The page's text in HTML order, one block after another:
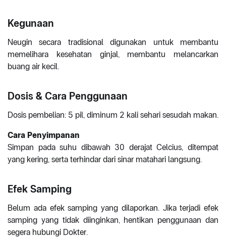
Kegunaan
Neugin secara tradisional digunakan untuk membantu
memelihara kesehatan ginjal, membantu melancarkan
buang air kecil.
Dosis & Cara Penggunaan
Dosis pembelian: 5 pil, diminum 2 kali sehari sesudah makan.
Cara Penyimpanan
Simpan pada suhu dibawah 30 derajat Celcius, ditempat
yang kering, serta terhindar dari sinar matahari langsung.
Efek Samping
Belum ada efek samping yang dilaporkan. Jika terjadi efek
samping yang tidak diinginkan, hentikan penggunaan dan
segera hubungi Dokter.